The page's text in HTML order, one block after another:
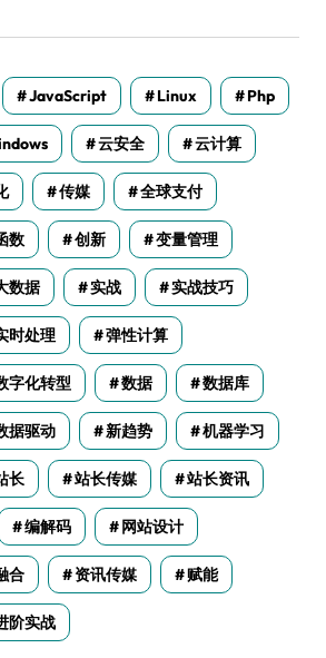
JavaScript Linux Php
云安全 云计算
传媒 全球支付
数 创新 变量管理
数据 实战 实战技巧
时处理 弹性计算
字化转型 数据 数据库
据驱动 新趋势 机器学习
长 站长传媒 站长资讯
编解码 网站设计
合 资讯传媒 赋能
阶实战